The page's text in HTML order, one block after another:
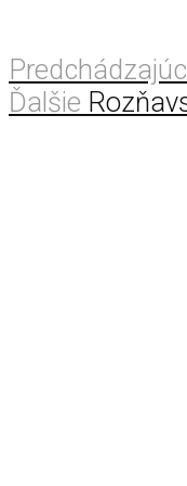
Ďalšie